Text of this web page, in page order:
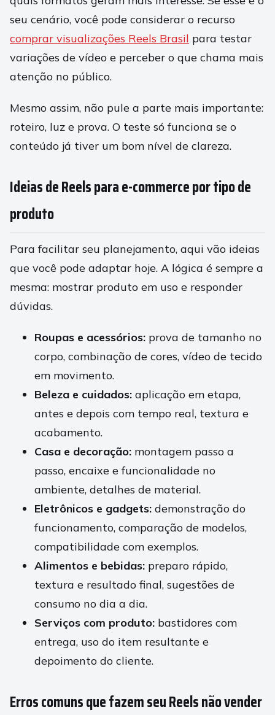
seu cenário, você pode considerar o recurso
comprar visualizações Reels Brasil para testar
variações de vídeo e perceber o que chama mais
atenção no público.
Mesmo assim, não pule a parte mais importante:
roteiro, luz e prova. O teste só funciona se o
conteúdo já tiver um bom nível de clareza.
Ideias de Reels para e-commerce por tipo de
produto
Para facilitar seu planejamento, aqui vão ideias
que você pode adaptar hoje. A lógica é sempre a
mesma: mostrar produto em uso e responder
dúvidas.
Roupas e acessórios: prova de tamanho no
corpo, combinação de cores, vídeo de tecido
em movimento.
Beleza e cuidados: aplicação em etapa,
antes e depois com tempo real, textura e
acabamento.
Casa e decoração: montagem passo a
passo, encaixe e funcionalidade no
ambiente, detalhes de material.
Eletrônicos e gadgets: demonstração do
funcionamento, comparação de modelos,
compatibilidade com exemplos.
Alimentos e bebidas: preparo rápido,
textura e resultado final, sugestões de
consumo no dia a dia.
Serviços com produto: bastidores com
entrega, uso do item resultante e
depoimento do cliente.
Erros comuns que fazem seu Reels não vender